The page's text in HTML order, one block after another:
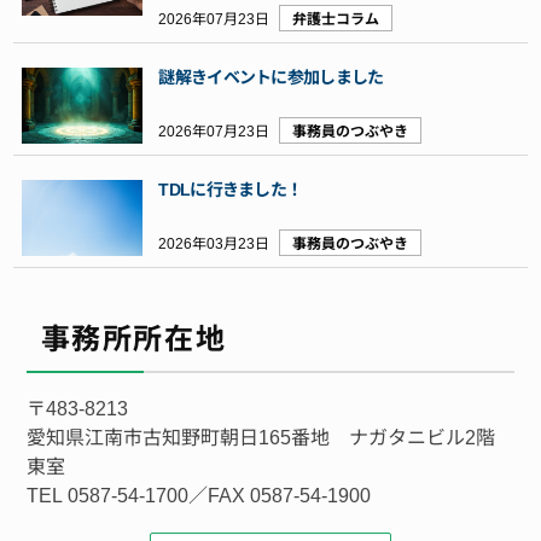
2026年07月23日 弁護士コラム
謎解きイベントに参加しました
2026年07月23日 事務員のつぶやき
TDLに行きました！
2026年03月23日 事務員のつぶやき
事務所所在地
〒483-8213
愛知県江南市古知野町朝日165番地 ナガタニビル2階
東室
TEL 0587-54-1700／FAX 0587-54-1900